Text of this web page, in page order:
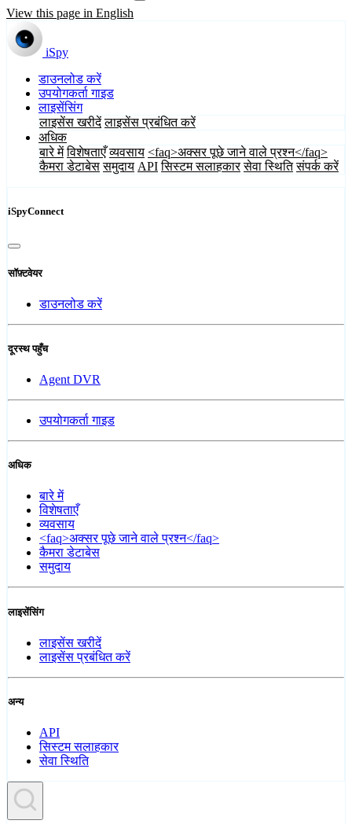
View this page in English
iSpy
डाउनलोड करें
उपयोगकर्ता गाइड
लाइसेंसिंग
लाइसेंस खरीदें लाइसेंस प्रबंधित करें
अधिक
बारे में विशेषताएँ व्यवसाय <faq>अक्सर पूछे जाने वाले प्रश्न</faq>
कैमरा डेटाबेस समुदाय API सिस्टम सलाहकार सेवा स्थिति संपर्क करें
iSpyConnect
सॉफ़्टवेयर
डाउनलोड करें
दूरस्थ पहुँच
Agent DVR
उपयोगकर्ता गाइड
अधिक
बारे में
विशेषताएँ
व्यवसाय
<faq>अक्सर पूछे जाने वाले प्रश्न</faq>
कैमरा डेटाबेस
समुदाय
लाइसेंसिंग
लाइसेंस खरीदें
लाइसेंस प्रबंधित करें
अन्य
API
सिस्टम सलाहकार
सेवा स्थिति